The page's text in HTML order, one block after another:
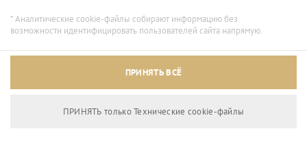
Архивный режим
* Аналитические cookie-файлы собирают информацию без
возможности идентифицировать пользователей сайта напрямую.
ПРИНЯТЬ ВСЁ
ПРИНЯТЬ только Технические сookie-файлы